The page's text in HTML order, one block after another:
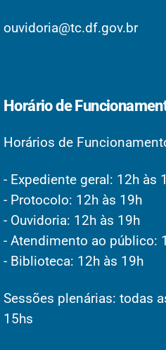
ouvidoria@tc.df.gov.br
Horário de
Horários de
- Expediente geral: 12h às
- Protocolo: 12h às 19h
- Ouvidoria: 12h às 19h
- Atendimento ao público:
- Biblioteca: 12h às 19h
Sessões plenárias: todas
15hs